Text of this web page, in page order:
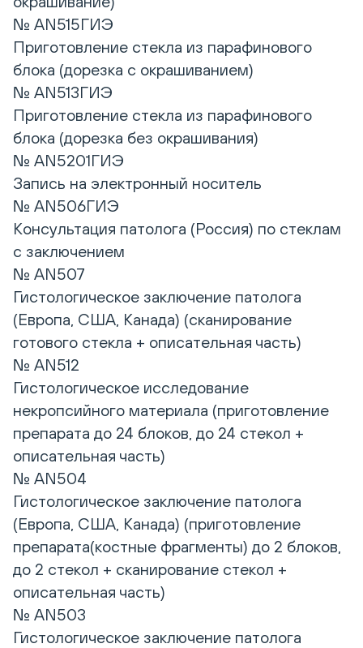
№ AN515ГИЭ
Приготовление стекла из парафинового
блока (дорезка с окрашиванием)
№ AN513ГИЭ
Приготовление стекла из парафинового
блока (дорезка без окрашивания)
№ AN5201ГИЭ
Запись на электронный носитель
№ AN506ГИЭ
Консультация патолога (Россия) по стеклам
с заключением
№ AN507
Гистологическое заключение патолога
(Европа, США, Канада) (сканирование
готового стекла + описательная часть)
№ AN512
Гистологическое исследование
некропсийного материала (приготовление
препарата до 24 блоков, до 24 стекол +
описательная часть)
№ AN504
Гистологическое заключение патолога
(Европа, США, Канада) (приготовление
препарата(костные фрагменты) до 2 блоков,
до 2 стекол + сканирование стекол +
описательная часть)
№ AN503
Гистологическое заключение патолога